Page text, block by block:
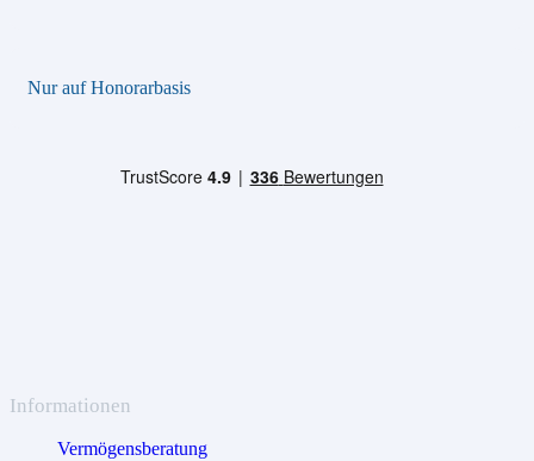
Nur auf Honorarbasis
Informationen
Vermögensberatung